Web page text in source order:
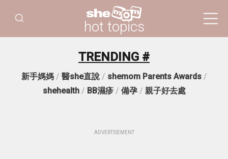
hot topics
TRENDING #
新手媽媽/ 醫she直說/ shemom Parents Awards/
shehealth/ BB濕疹/ 備孕/ 親子好去處
ADVERTISEMENT